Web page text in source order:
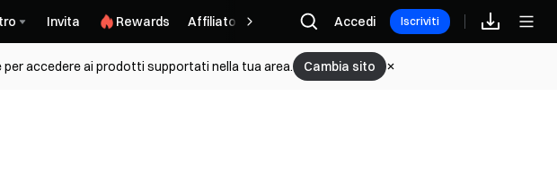
Invita Rewards Affiliato Accedi Iscriviti
accedere ai prodotti supportati nella tua area. Cambia sito